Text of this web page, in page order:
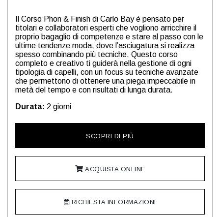
Il Corso Phon & Finish di Carlo Bay è pensato per
titolari e collaboratori esperti che vogliono arricchire il
proprio bagaglio di competenze e stare al passo con le
ultime tendenze moda, dove l’asciugatura si realizza
spesso combinando più tecniche. Questo corso
completo e creativo ti guiderà nella gestione di ogni
tipologia di capelli, con un focus su tecniche avanzate
che permettono di ottenere una piega impeccabile in
metà del tempo e con risultati di lunga durata.
Durata: 2 giorni
SCOPRI DI PIÙ
ACQUISTA ONLINE
RICHIESTA INFORMAZIONI